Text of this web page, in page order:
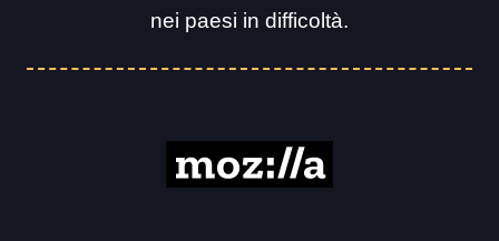
nei paesi in difficoltà.